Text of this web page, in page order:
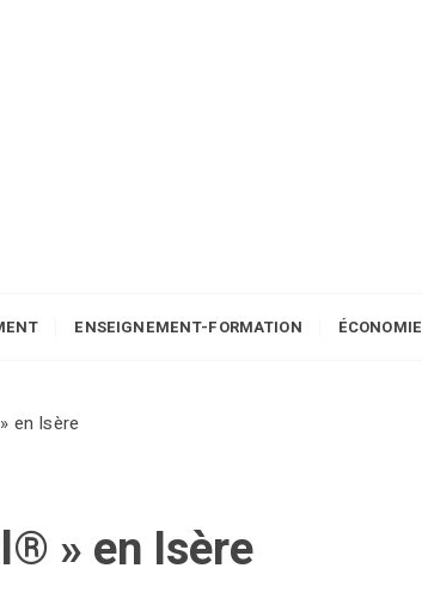
ENSEIGNEMENT-FORMATION ÉCONOMIE
en Isère
» en Isère